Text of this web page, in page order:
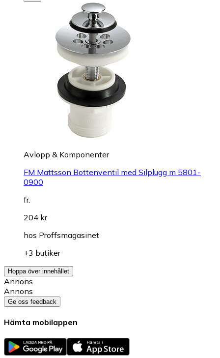
Avlopp & Komponenter
FM Mattsson Bottenventil med Silplugg m 5801-
0900
fr.
204 kr
hos Proffsmagasinet
+3 butiker
Hoppa över innehållet
Annons
Annons
Ge oss feedback
Hämta mobilappen